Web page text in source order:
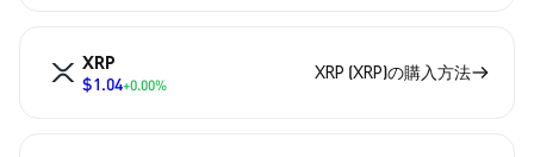
XRP
$1.04+0.00%
XRP (XRP)の購入方法